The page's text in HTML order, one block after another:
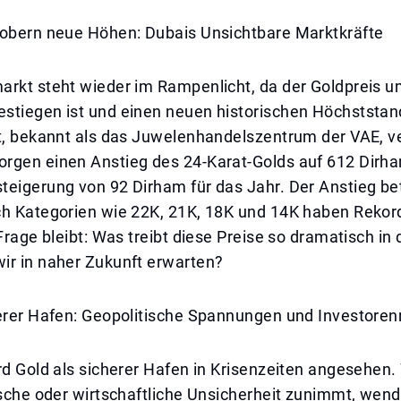
neue Höhen: Dubais Unsichtbare Marktkräfte
steht wieder im Rampenlicht, da der Goldpreis
ist und einen neuen historischen
bekannt als das Juwelenhandelszentrum der VAE,
einen Anstieg des 24-Karat-Golds auf 612
von 92 Dirham für das Jahr. Der Anstieg
Kategorien wie 22K, 21K, 18K und 14K haben
bleibt: Was treibt diese Preise so dramatisch in
in naher Zukunft erwarten?
Hafen: Geopolitische Spannungen und
Gold als sicherer Hafen in Krisenzeiten angesehen.
oder wirtschaftliche Unsicherheit zunimmt,